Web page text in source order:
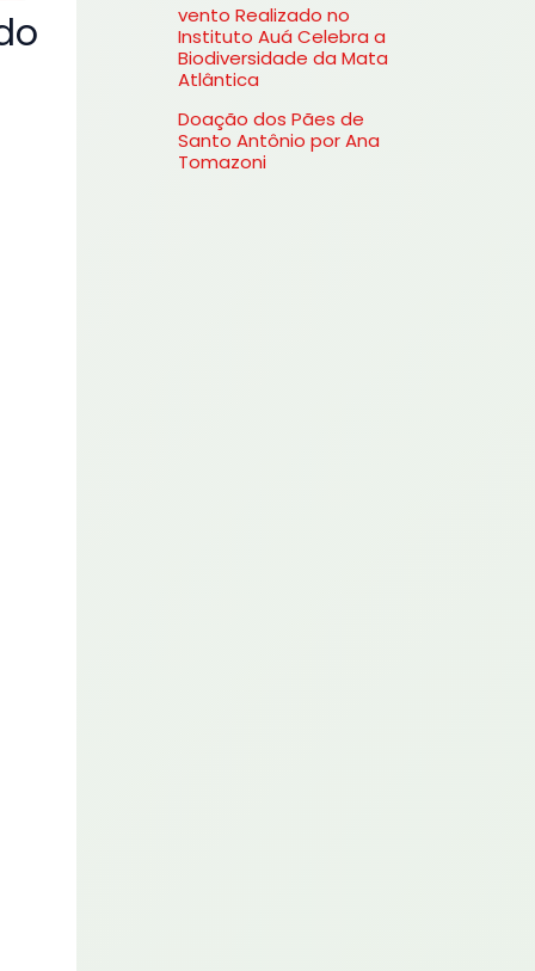
:
vento Realizado no
Instituto Auá Celebra a
Biodiversidade da Mata
Atlântica
Doação dos Pães de
Santo Antônio por Ana
Tomazoni